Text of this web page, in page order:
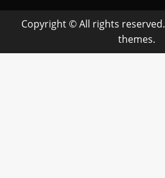
Copyright © All rights reserved.
themes.